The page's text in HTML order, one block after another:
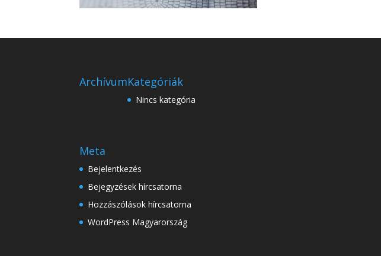
ArchívumKategóriák
Nincs kategória
Meta
Bejelentkezés
Bejegyzések hírcsatorna
Hozzászólások hírcsatorna
WordPress Magyarország